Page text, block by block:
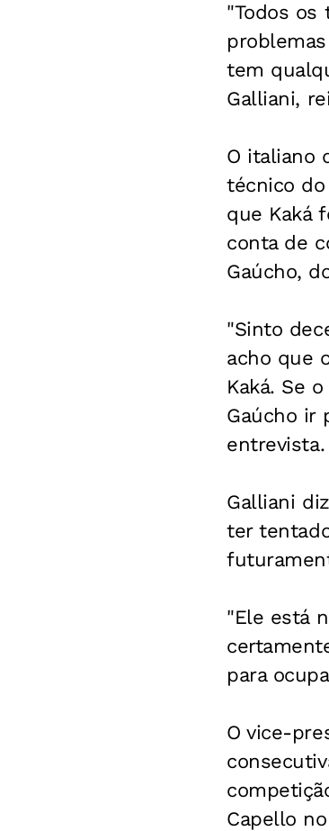
"Todos os
tem
Galliani,
O italiano
técnico
que Kaká
conta de
Gaúcho,
"Sinto
acho que
Kaká. Se
Gaúcho ir
entrevista.
Galliani
ter
"Ele está
para
O vice-
Capello